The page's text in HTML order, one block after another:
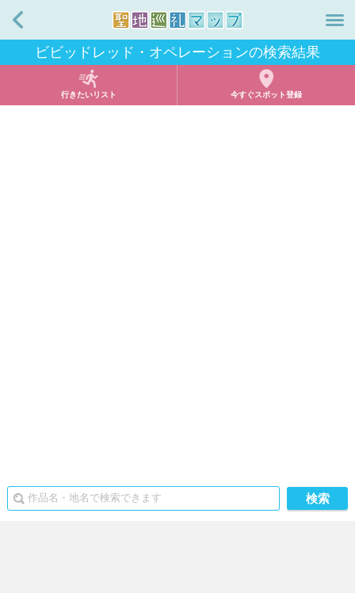
ビビッドレッド・オペレーションの検索結果
行きたいリスト 今すぐスポット登録